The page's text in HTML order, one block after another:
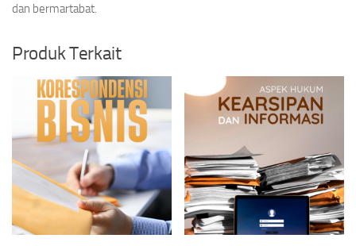
dan bermartabat.
Produk Terkait